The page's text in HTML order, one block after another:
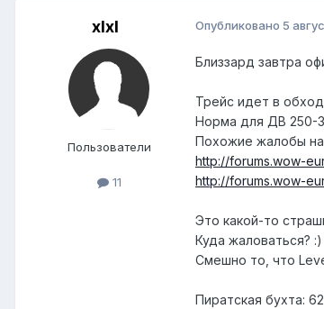
xlxl
Пользователи
11
Опубликовано 5
Близзард завтра
Трейс идет в
Норма для ДВ 250-
Похожие жалобы
http://forums.wow-
http://forums.wow-
Это какой-то
Куда жаловаться? :)
Смешно то, что
Пиратская бухта: